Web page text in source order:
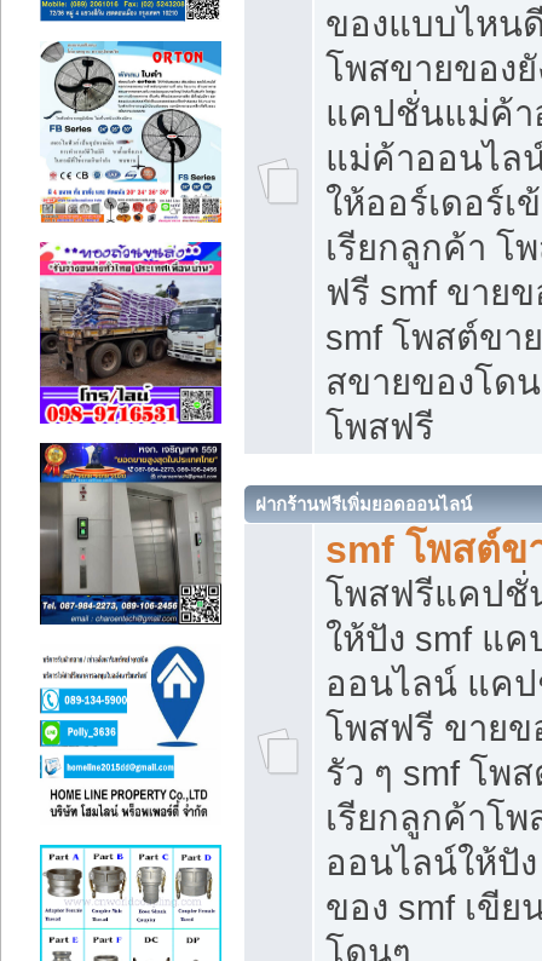
ของแบบไหน
โพสขายของยั
แคปชั่นแม่ค้
แม่ค้าออนไล
ให้ออร์เดอร์เ
เรียกลูกค้า โ
ฟรี smf ขาย
smf โพสต์ขา
สขายของโด
โพสฟรี
ฝากร้านฟรีเพิ่มยอดออนไลน์
smf โพสต์ข
โพสฟรีแคปชั่
ให้ปัง smf แ
ออนไลน์ แค
โพสฟรี ขายข
รัว ๆ smf โพ
เรียกลูกค้าโ
ออนไลน์ให้ปั
ของ smf เขี
โดนๆ